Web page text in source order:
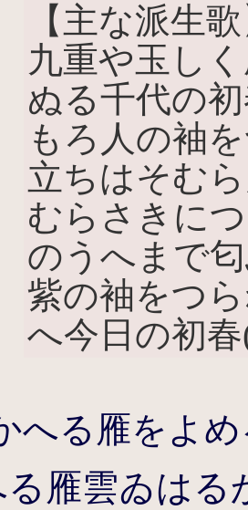
【主な派生
九重や玉し
ぬる千代の
もろ人の袖
立ちはそむ
むらさきに
のうへまで
紫の袖をつ
へ今日の初
へる雁をよ
雁雲ゐはる